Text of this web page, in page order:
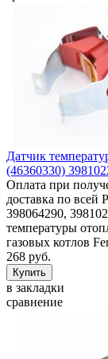
Датчик
(46360330)
Оплата при
доставка по всей
398064290,
температуры
газовых котлов
268 руб.
в закладки
сравнение